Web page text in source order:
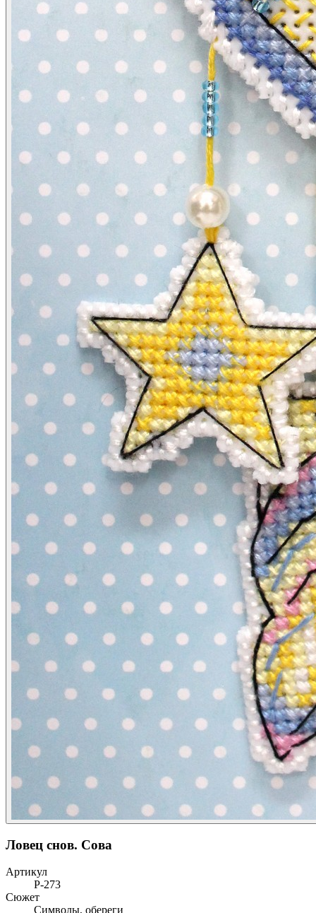
Ловец снов. Сова
Артикул
Р-273
Сюжет
Символы, обереги